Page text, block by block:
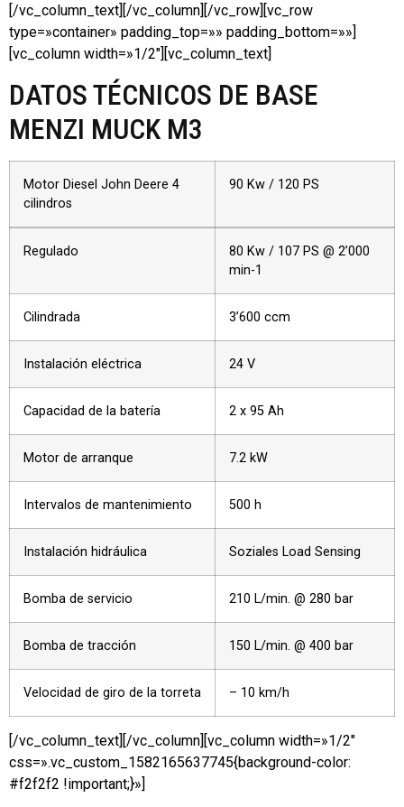
[/vc_column_text][/vc_column][/vc_row][vc_row
type=»container» padding_top=»» padding_bottom=»»]
[vc_column width=»1/2″][vc_column_text]
DATOS TÉCNICOS DE BASE
MENZI MUCK M3
Motor Diesel John Deere 4
cilindros
90 Kw / 120 PS
Regulado
80 Kw / 107 PS @ 2’000
min-1
Cilindrada 3’600 ccm
Instalación eléctrica 24 V
Capacidad de la batería 2 x 95 Ah
Motor de arranque 7.2 kW
Intervalos de mantenimiento 500 h
Instalación hidráulica Soziales Load Sensing
Bomba de servicio 210 L/min. @ 280 bar
Bomba de tracción 150 L/min. @ 400 bar
Velocidad de giro de la torreta – 10 km/h
[/vc_column_text][/vc_column][vc_column width=»1/2″
css=».vc_custom_1582165637745{background-color:
#f2f2f2 !important;}»]